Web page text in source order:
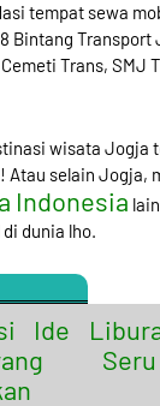
tempat sewa
Bintang Transport
Trans, SMJ
wisata Jogja
selain Jogja,
Indonesia
dunia lho.
Ide